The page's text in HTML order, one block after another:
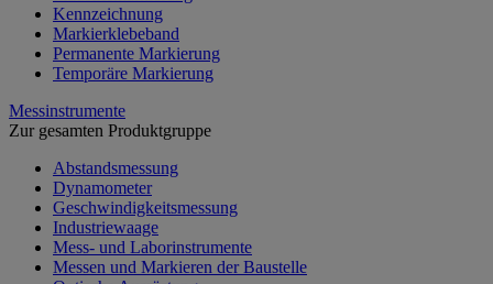
Kennzeichnung
Markierklebeband
Permanente Markierung
Temporäre Markierung
Messinstrumente
Zur gesamten Produktgruppe
Abstandsmessung
Dynamometer
Geschwindigkeitsmessung
Industriewaage
Mess- und Laborinstrumente
Messen und Markieren der Baustelle